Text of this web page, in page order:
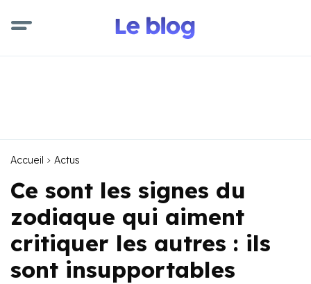
Accueil Actus
Ce sont les signes du
zodiaque qui aiment
critiquer les autres : ils
sont insupportables